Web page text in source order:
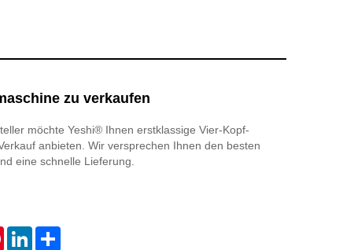
zu verkaufen
möchte Yeshi® Ihnen erstklassige Vier-Kopf-
anbieten. Wir versprechen Ihnen den besten
eine schnelle Lieferung.
PinterestLinkedInShare